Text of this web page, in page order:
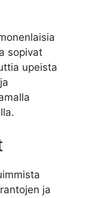
sopivat
upeista
ja